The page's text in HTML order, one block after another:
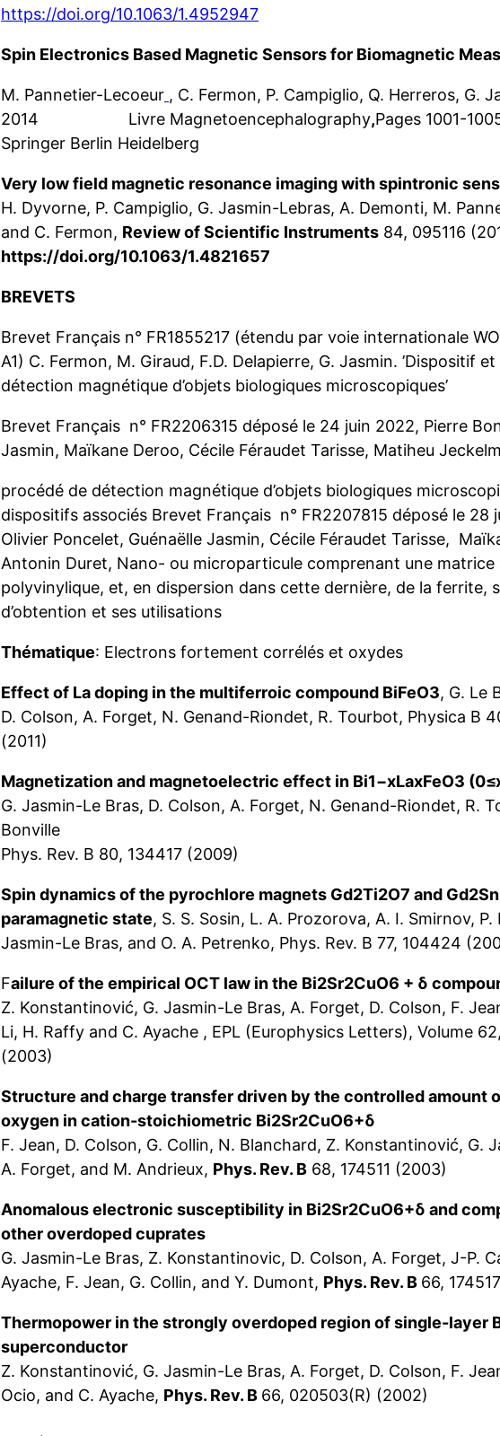
https://doi.org/10.1063/1.4952947
Spin Electronics Based Magnetic Sensors for Biomagnetic
M. Pannetier-Lecoeur , C. Fermon, P. Campiglio, Q. Herreros, G.
2014 Livre Magnetoencephalography,Pages 1001-
Springer Berlin Heidelberg
Very low field magnetic resonance imaging with spintronic
H. Dyvorne, P. Campiglio, G. Jasmin-Lebras, A. Demonti, M.
and C. Fermon, Review of Scientific Instruments 84, 095116
https://doi.org/10.1063/1.4821657
BREVETS
Brevet Français n° FR1855217 (étendu par voie internationale
A1) C. Fermon, M. Giraud, F.D. Delapierre, G. Jasmin. ’Dispositif
détection magnétique d’objets biologiques microscopiques’
Brevet Français n° FR2206315 déposé le 24 juin 2022, Pierre
Jasmin, Maïkane Deroo, Cécile Féraudet Tarisse, Matiheu
procédé de détection magnétique d’objets biologiques
dispositifs associés Brevet Français n° FR2207815 déposé le 28
Olivier Poncelet, Guénaëlle Jasmin, Cécile Féraudet Tarisse,
Antonin Duret, Nano- ou microparticule comprenant une matrice
polyvinylique, et, en dispersion dans cette dernière, de la ferrite,
d’obtention et ses utilisations
Thématique: Electrons fortement corrélés et oxydes
Effect of La doping in the multiferroic compound BiFeO3, G. Le
D. Colson, A. Forget, N. Genand-Riondet, R. Tourbot, Physica B
(2011)
Magnetization and magnetoelectric effect in Bi1−xLaxFeO3
G. Jasmin-Le Bras, D. Colson, A. Forget, N. Genand-Riondet, R.
Bonville
Phys. Rev. B 80, 134417 (2009)
Spin dynamics of the pyrochlore magnets Gd2Ti2O7 and
paramagnetic state, S. S. Sosin, L. A. Prozorova, A. I. Smirnov, P.
Jasmin-Le Bras, and O. A. Petrenko, Phys. Rev. B 77, 104424
Failure of the empirical OCT law in the Bi2Sr2CuO6 + δ
Z. Konstantinović, G. Jasmin-Le Bras, A. Forget, D. Colson, F.
Li, H. Raffy and C. Ayache , EPL (Europhysics Letters), Volume
(2003)
Structure and charge transfer driven by the controlled amount
oxygen in cation-stoichiometric Bi2Sr2CuO6+δ
F. Jean, D. Colson, G. Collin, N. Blanchard, Z. Konstantinović, G.
A. Forget, and M. Andrieux, Phys. Rev. B 68, 174511 (2003)
Anomalous electronic susceptibility in Bi2Sr2CuO6+δ and
other overdoped cuprates
G. Jasmin-Le Bras, Z. Konstantinovic, D. Colson, A. Forget, J-P.
Ayache, F. Jean, G. Collin, and Y. Dumont, Phys. Rev. B 66,
Thermopower in the strongly overdoped region of single-layer
superconductor
Z. Konstantinović, G. Jasmin-Le Bras, A. Forget, D. Colson, F.
Ocio, and C. Ayache, Phys. Rev. B 66, 020503(R) (2002)